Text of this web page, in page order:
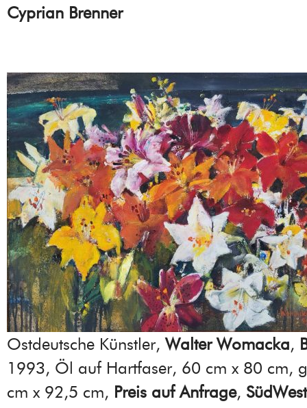
Cyprian Brenner
Ostdeutsche Künstler,Walter Womacka,
1993, Öl auf Hartfaser, 60 cm x 80 cm,
cm x 92,5 cm, Preis auf Anfrage,